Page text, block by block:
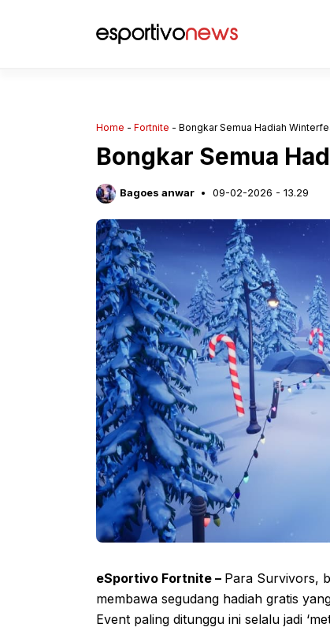
Home - Fortnite - Bongkar Semua Hadiah
Bongkar Semua
Bagoes anwar 09-02-2026 - 13.29
eSportivo Fortnite – Para Survivors,
membawa segudang hadiah gratis
Event paling ditunggu ini selalu jadi